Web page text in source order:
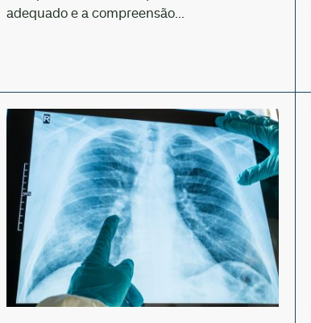
adequado e a compreensão...